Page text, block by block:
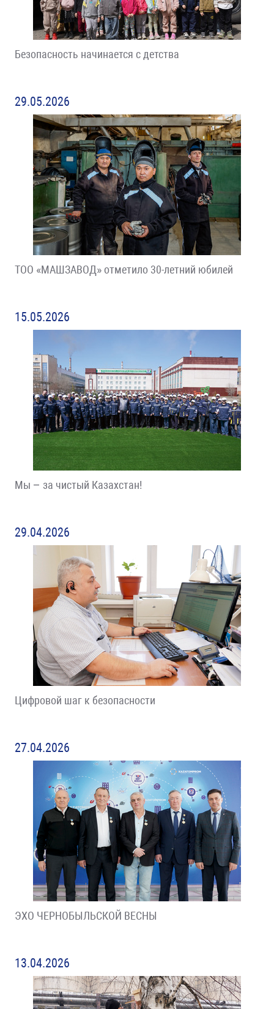
Безопасность начинается с детства
29.05.2026
ТОО «МАШЗАВОД» отметило 30-летний юбилей
15.05.2026
Мы – за чистый Казахстан!
29.04.2026
Цифровой шаг к безопасности
27.04.2026
ЭХО ЧЕРНОБЫЛЬСКОЙ ВЕСНЫ
13.04.2026